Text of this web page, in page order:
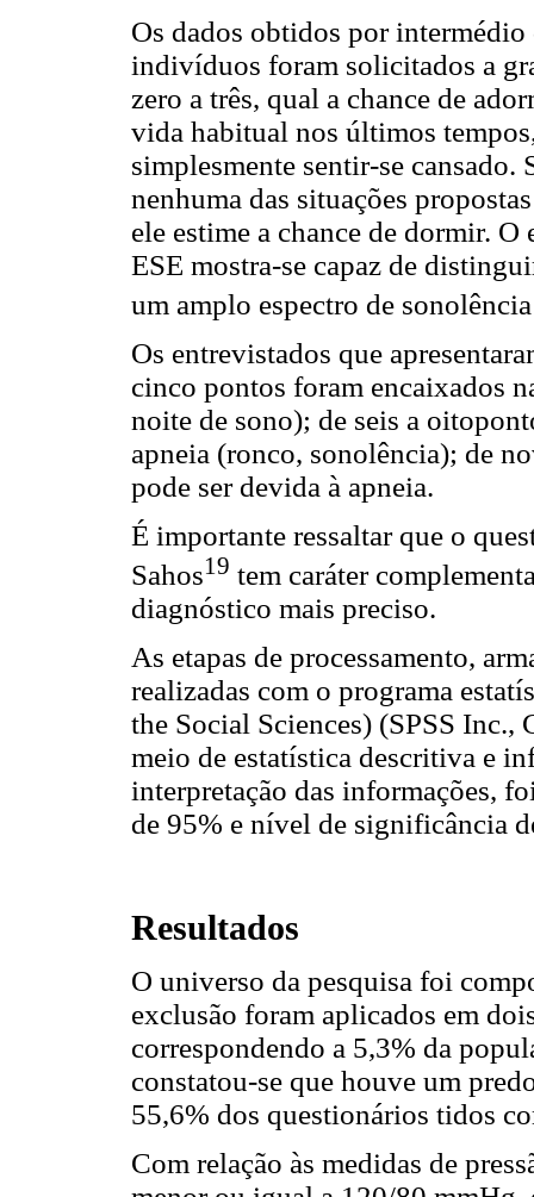
Os dados obtidos por
indivíduos foram solicitados a
zero a três, qual a chance de
vida habitual nos últimos
simplesmente sentir-se
nenhuma das situações
ele estime a chance de dormir.
ESE mostra-se capaz de
um amplo espectro de
Os entrevistados que
cinco pontos foram encaixados
noite de sono); de seis a
apneia (ronco, sonolência); de
pode ser devida à apneia.
É importante ressaltar que o
Sahos19 tem caráter
diagnóstico mais preciso.
As etapas de processamento,
realizadas com o programa
the Social Sciences) (SPSS
meio de estatística descritiva e
interpretação das informações,
de 95% e nível de significância
Resultados
O universo da pesquisa foi
exclusão foram aplicados em
correspondendo a 5,3% da
constatou-se que houve um
55,6% dos questionários tidos
Com relação às medidas de